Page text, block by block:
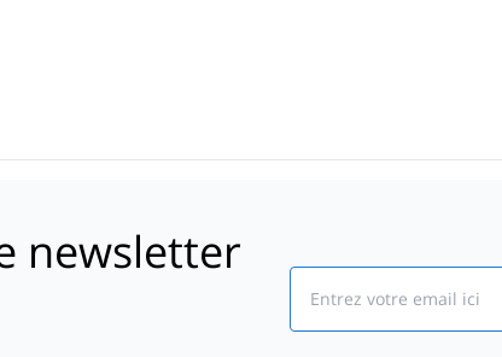
newsletter